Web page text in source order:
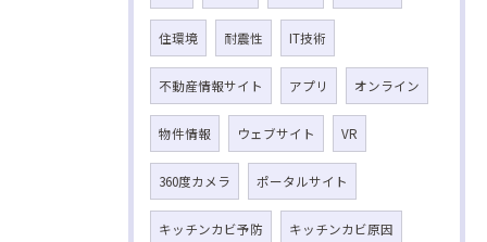
住環境 耐震性 IT技術
不動産情報サイト アプリ オンライン
物件情報 ウェブサイト VR
360度カメラ ポータルサイト
キッチンカビ予防 キッチンカビ原因